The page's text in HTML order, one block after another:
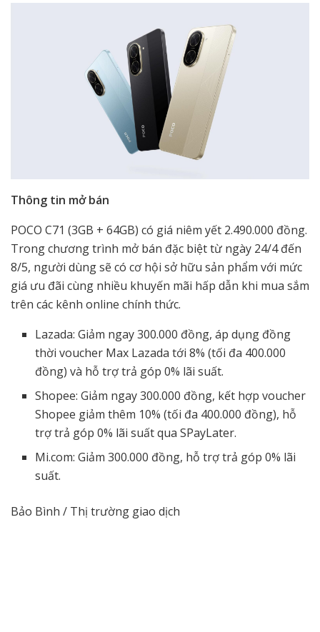
Thông tin mở bán
POCO C71 (3GB + 64GB) có giá niêm yết 2.490.000 đồng.
Trong chương trình mở bán đặc biệt từ ngày 24/4 đến
8/5, người dùng sẽ có cơ hội sở hữu sản phẩm với mức
giá ưu đãi cùng nhiều khuyến mãi hấp dẫn khi mua sắm
trên các kênh online chính thức.
Lazada: Giảm ngay 300.000 đồng, áp dụng đồng
thời voucher Max Lazada tới 8% (tối đa 400.000
đồng) và hỗ trợ trả góp 0% lãi suất.
Shopee: Giảm ngay 300.000 đồng, kết hợp voucher
Shopee giảm thêm 10% (tối đa 400.000 đồng), hỗ
trợ trả góp 0% lãi suất qua SPayLater.
Mi.com: Giảm 300.000 đồng, hỗ trợ trả góp 0% lãi
suất.
Bảo Bình / Thị trường giao dịch